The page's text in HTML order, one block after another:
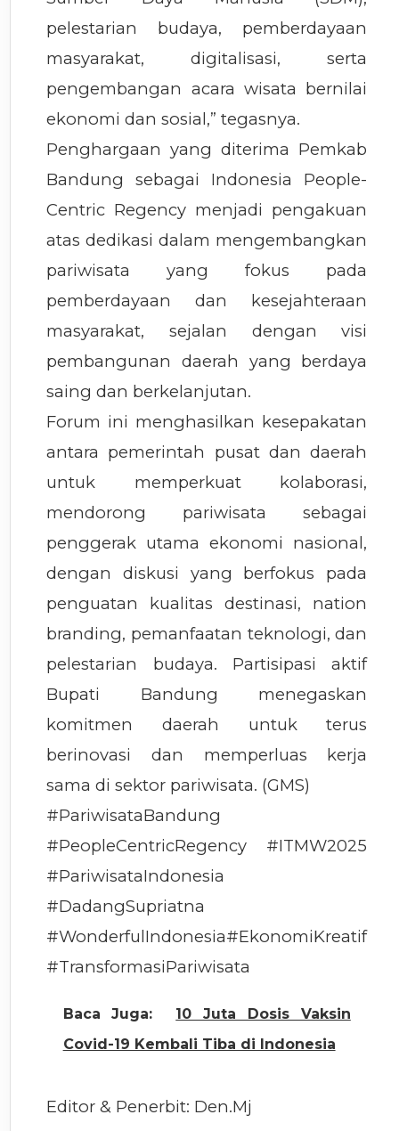
pelestarian budaya, pemberdayaan
masyarakat, digitalisasi, serta
pengembangan acara wisata bernilai
ekonomi dan sosial,” tegasnya.
Penghargaan yang diterima Pemkab
Bandung sebagai Indonesia People-
Centric Regency menjadi pengakuan
atas dedikasi dalam mengembangkan
pariwisata yang fokus pada
pemberdayaan dan kesejahteraan
masyarakat, sejalan dengan visi
pembangunan daerah yang berdaya
saing dan berkelanjutan.
Forum ini menghasilkan kesepakatan
antara pemerintah pusat dan daerah
untuk memperkuat kolaborasi,
mendorong pariwisata sebagai
penggerak utama ekonomi nasional,
dengan diskusi yang berfokus pada
penguatan kualitas destinasi, nation
branding, pemanfaatan teknologi, dan
pelestarian budaya. Partisipasi aktif
Bupati Bandung menegaskan
komitmen daerah untuk terus
berinovasi dan memperluas kerja
sama di sektor pariwisata. (GMS)
#PariwisataBandung
#PeopleCentricRegency #ITMW2025
#PariwisataIndonesia
#DadangSupriatna
#WonderfulIndonesia#EkonomiKreatif
#TransformasiPariwisata
Baca Juga:
10 Juta Dosis Vaksin
Covid-19 Kembali Tiba di Indonesia
Editor & Penerbit: Den.Mj